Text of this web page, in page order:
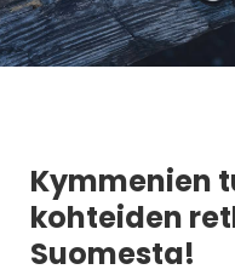
Kymmenien
kohteiden
Suomesta!